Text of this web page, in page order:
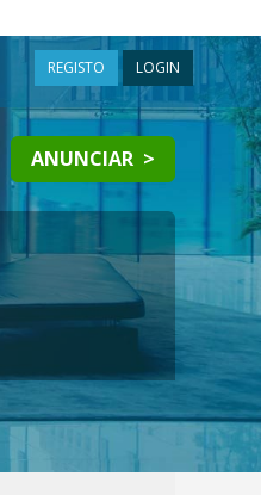
REGISTO LOGIN
ANUNCIAR >